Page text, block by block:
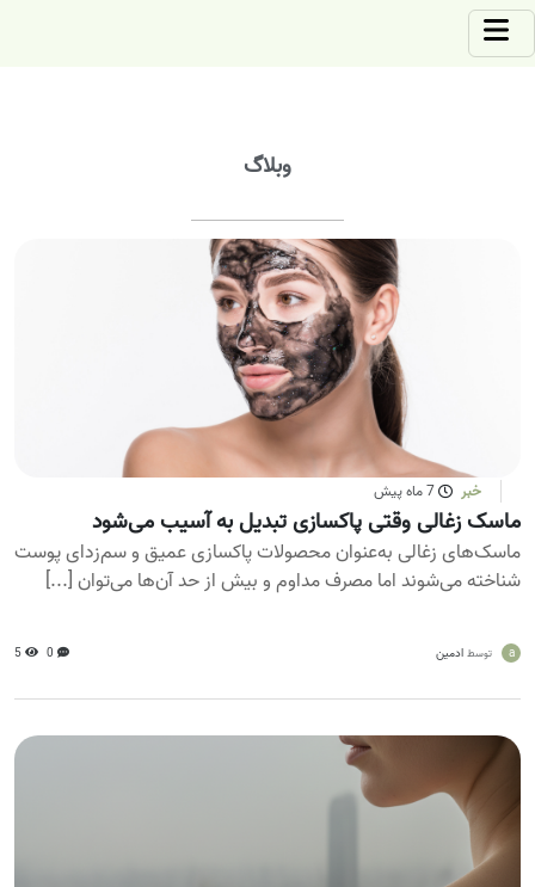
وبلاگ
خبر 7 ماه پیش
ماسک زغالی وقتی پاکسازی تبدیل به آسیب می‌شود
ماسک‌های زغالی به‌عنوان محصولات پاکسازی عمیق و سم‌زدای پوست
شناخته می‌شوند اما مصرف مداوم و بیش از حد آن‌ها می‌توان [...]
a توسط ادمین 0
5